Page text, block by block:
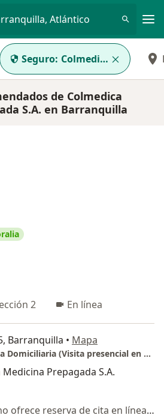
Atlántico
Seguro: Colmedica Medicina
de Colmedica
S.A. en Barranquilla
2 En línea
Barranquilla • Mapa
Consulta Psicológica Domiciliaria (Visita presencial en casa)
Prepagada S.A.
Este especialista no ofrece reserva de cita en línea en esta dirección.